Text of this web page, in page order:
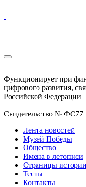
Функционирует при
цифрового развития,
Российской Федерации
Свидетельство № ФС77-
Лента новостей
Музей Победы
Общество
Имена в летописи
Страницы истории
Тесты
Контакты